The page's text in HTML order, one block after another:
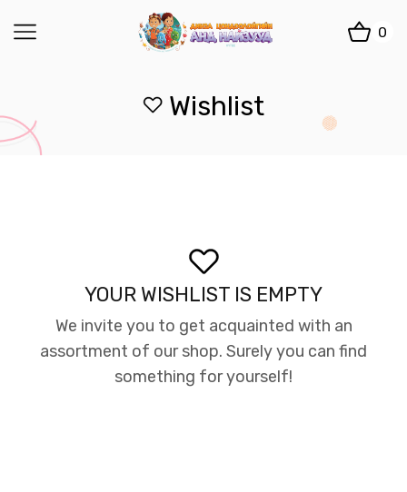
0
Wishlist
YOUR WISHLIST IS EMPTY
We invite you to get acquainted with an
assortment of our shop. Surely you can find
something for yourself!